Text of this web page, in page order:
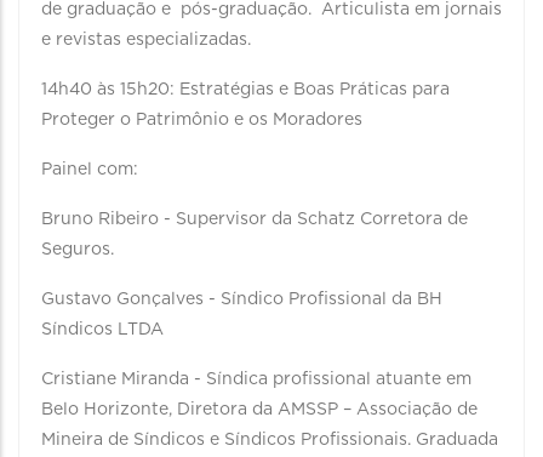
de graduação e pós-graduação. Articulista em jornais
e revistas especializadas.
14h40 às 15h20: Estratégias e Boas Práticas para
Proteger o Patrimônio e os Moradores
Painel com:
Bruno Ribeiro - Supervisor da Schatz Corretora de
Seguros.
Gustavo Gonçalves - Síndico Profissional da BH
Síndicos LTDA
Cristiane Miranda - Síndica profissional atuante em
Belo Horizonte, Diretora da AMSSP – Associação de
Mineira de Síndicos e Síndicos Profissionais. Graduada